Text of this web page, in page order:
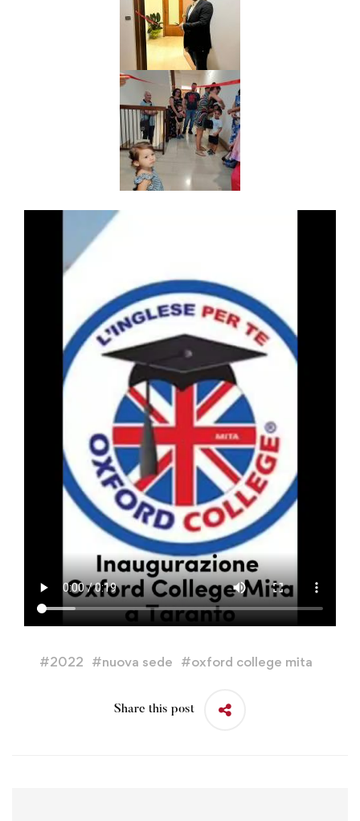
#2022 #nuova sede #oxford college mita
Share this post